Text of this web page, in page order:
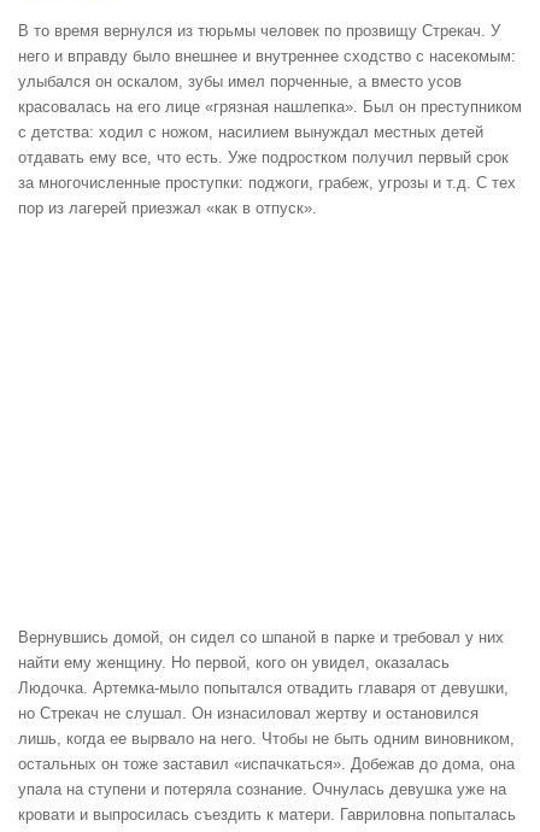
В то время вернулся из тюрьмы человек по прозвищу Стрекач. У
него и вправду было внешнее и внутреннее сходство с насекомым:
улыбался он оскалом, зубы имел порченные, а вместо усов
красовалась на его лице «грязная нашлепка». Был он преступником
с детства: ходил с ножом, насилием вынуждал местных детей
отдавать ему все, что есть. Уже подростком получил первый срок
за многочисленные проступки: поджоги, грабеж, угрозы и т.д. С тех
пор из лагерей приезжал «как в отпуск».
Вернувшись домой, он сидел со шпаной в парке и требовал у них
найти ему женщину. Но первой, кого он увидел, оказалась
Людочка. Артемка-мыло попытался отвадить главаря от девушки,
но Стрекач не слушал. Он изнасиловал жертву и остановился
лишь, когда ее вырвало на него. Чтобы не быть одним виновником,
остальных он тоже заставил «испачкаться». Добежав до дома, она
упала на ступени и потеряла сознание. Очнулась девушка уже на
кровати и выпросилась съездить к матери. Гавриловна попыталась